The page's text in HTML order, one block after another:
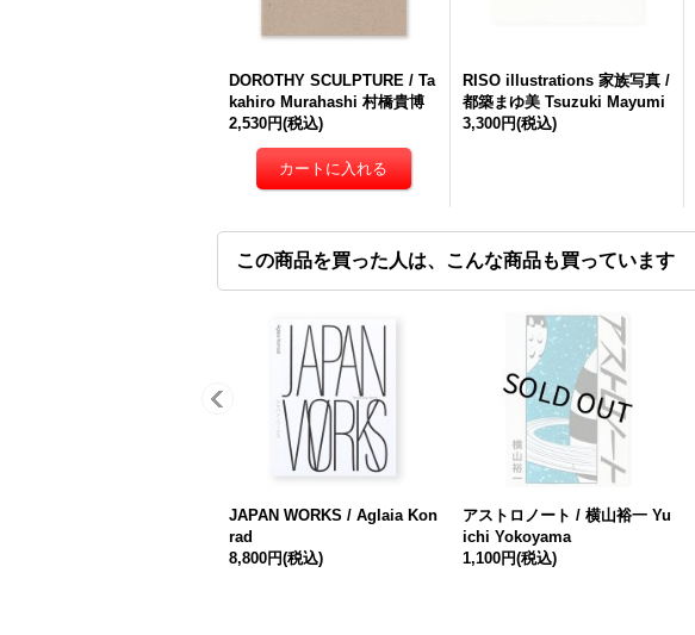
DOROTHY SCULPTURE / Ta
kahiro Murahashi 村橋貴博
2,530円(税込)
RISO illustrations 家族写真 /
都築まゆ美 Tsuzuki Mayumi
3,300円(税込)
この商品を買った人は、こんな商品も買っています
JAPAN WORKS / Aglaia Kon
rad
8,800円(税込)
アストロノート / 横山裕一 Yu
ichi Yokoyama
1,100円(税込)